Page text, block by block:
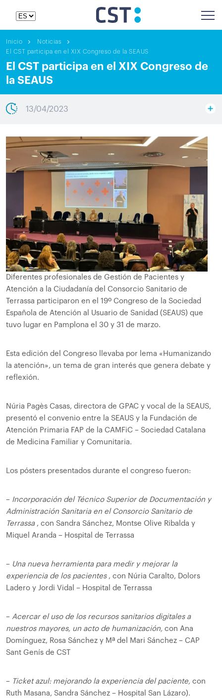
Inicio
Noticias
El CST participa en el XIX Congreso de la SEAUS
El CST participa en el XIX Congreso de
la SEAUS
13/04/2023
Diferentes profesionales de Gestión de Pacientes y
Atención a la Ciudadanía del Consorcio Sanitario de
Terrassa participaron en el 19º Congreso de la Sociedad
Española de Atención al Usuario de Sanidad (SEAUS) que
tuvo lugar en Pamplona el 30 y 31 de marzo.
Esta edición del Congreso llevaba por lema «Humanizando
la atención», un tema de gran interés que genera debate y
reflexión.
Núria Pagès Casas, directora de GPAC y vocal de la SEAUS,
presentó el convenio entre la SEAUS y la Fundación de
Atención Primaria FAP de la CAMFiC – Sociedad Catalana
de Medicina Familiar y Comunitaria.
Los pósters presentados durante el congreso fueron:
– Incorporación del Técnico Superior de Documentación y
Administración Sanitaria en el Consorcio Sanitario de
Terrassa, con Sandra Sánchez, Montse Olive Ribalda y
Miquel Aranda – Hospital de Terrassa
– Una nueva herramienta para medir y mejorar la
experiencia de los pacientes, con Núria Caralto, Dolors
Ladero y Jordi Vidal – Hospital de Terrassa
– Acercar el uso de los recursos sanitarios digitales a
nuestros mayores, un acto de humanización, con Ana
Domínguez, Rosa Sánchez y Mª del Mari Sánchez – CAP
Sant Genís de CST
– Ticket azul: mejorando la experiencia del paciente, con
Ruth Masana, Sandra Sánchez – Hospital San Lázaro).